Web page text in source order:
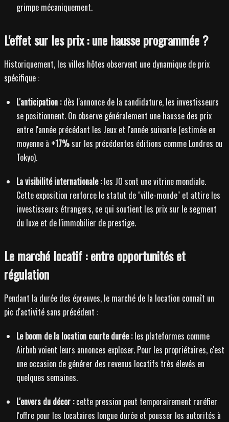
grimpe mécaniquement.
L'effet sur les prix : une hausse programmée ?
Historiquement, les villes hôtes observent une dynamique de prix
spécifique :
L'anticipation :dès l'annonce de la candidature, les investisseurs
se positionnent. On observe généralement une hausse des prix
entre l'année précédant les Jeux et l'année suivante (estimée en
moyenne à +17%sur les précédentes éditions comme Londres ou
Tokyo).
La visibilité internationale :les JO sont une vitrine mondiale.
Cette exposition renforce le statut de "ville-monde" et attire les
investisseurs étrangers, ce qui soutient les prix sur le segment
du luxe et de l'immobilier de prestige.
Le marché locatif : entre opportunités et
régulation
Pendant la durée des épreuves, le marché de la location connaît un
pic d'activité sans précédent :
Le boom de la location courte durée :les plateformes comme
Airbnb voient leurs annonces exploser. Pour les propriétaires, c'est
une occasion de générer des revenus locatifs très élevés en
quelques semaines.
L'envers du décor :cette pression peut temporairement raréfier
l'offre pour les locataires longue durée et pousser les autorités à